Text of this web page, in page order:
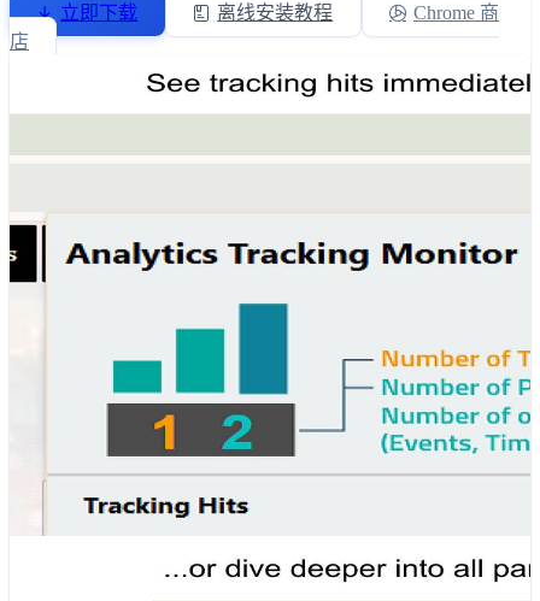
立即下载
离线安装教程
Chrome 商
店